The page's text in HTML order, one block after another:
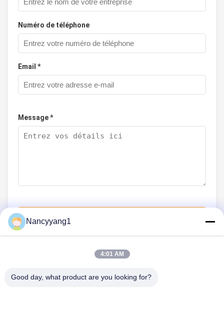
Numéro de téléphone
Email *
Message *
Nancyyang1
4:01 AM
Good day, what product are you looking for?